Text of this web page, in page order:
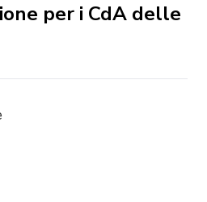
per i CdA delle